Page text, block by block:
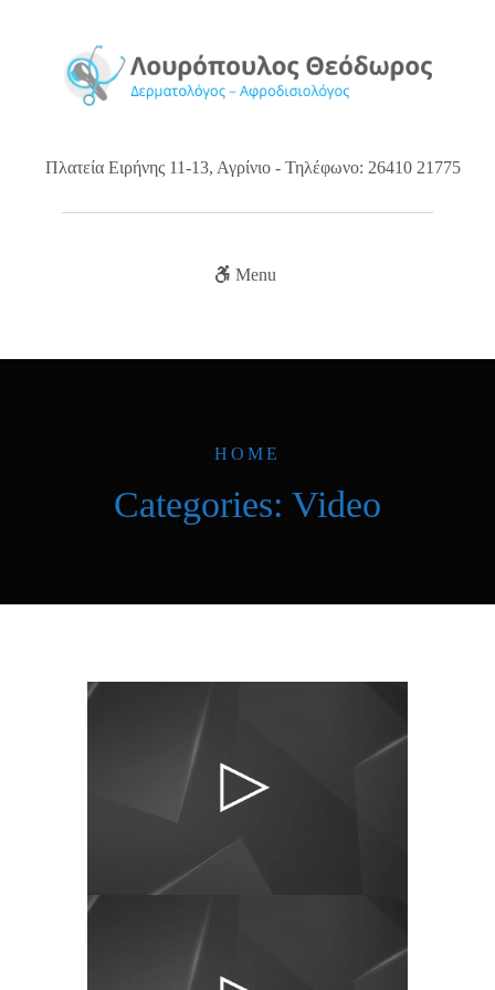
Πλατεία Ειρήνης 11-13, Αγρίνιο - Τηλέφωνο: 26410 21775
Menu
Categories: Video
HOME